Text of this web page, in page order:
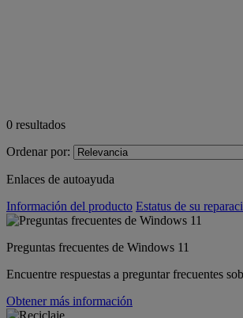
0 resultados
Ordenar por:
Enlaces de autoayuda
Información del producto Estatus de su
Preguntas frecuentes de Windows 11
Encuentre respuestas a preguntar frecuentes
Obtener más información